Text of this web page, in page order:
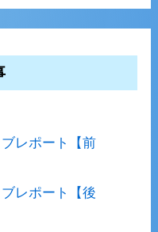
レポート【前
レポート【後